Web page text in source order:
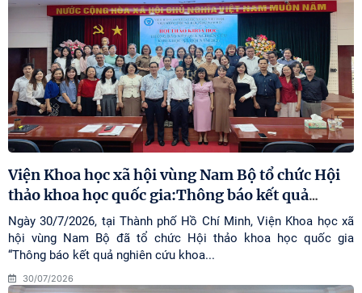
Viện Khoa học xã hội vùng Nam Bộ tổ chức Hội
thảo khoa học quốc gia:Thông báo kết quả…
Ngày 30/7/2026, tại Thành phố Hồ Chí Minh, Viện Khoa học xã
hội vùng Nam Bộ đã tổ chức Hội thảo khoa học quốc gia
“Thông báo kết quả nghiên cứu khoa...
30/07/2026